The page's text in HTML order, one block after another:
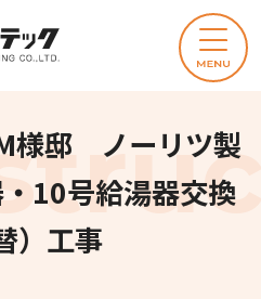
様邸 ノーリツ製
10号給湯器交換
）工事